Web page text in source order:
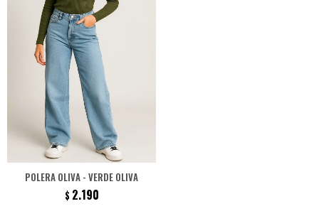
POLERA OLIVA - VERDE OLIVA
$ 2.190